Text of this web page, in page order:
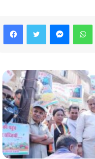
FacebookTwitter